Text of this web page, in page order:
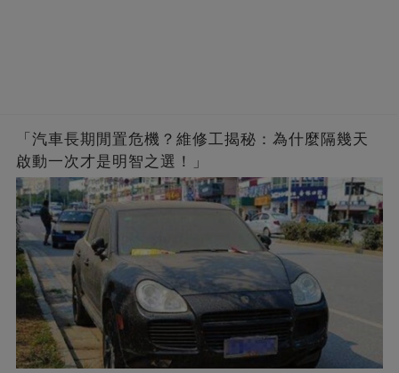
「汽車長期閒置危機？維修工揭秘：為什麼隔幾天
啟動一次才是明智之選！」